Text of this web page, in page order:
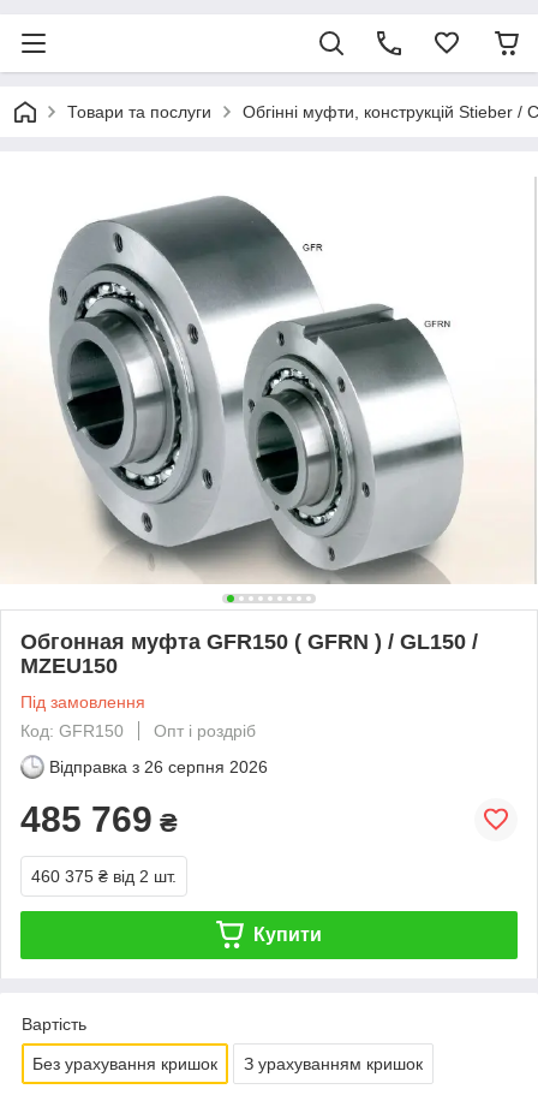
Товари та послуги Обгінні муфти, конструкцій Stieber /
Обгонная муфта GFR150 ( GFRN ) / GL150 /
MZEU150
Під замовлення
Код: GFR150
Опт і роздріб
Відправка з 26 серпня 2026
485 769 ₴
460 375 ₴ від 2 шт.
Купити
Вартість
Без урахування кришок З урахуванням кришок